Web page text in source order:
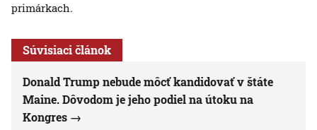
primárkach.
Súvisiaci článok
Donald Trump nebude môcť kandidovať v štáte
Maine. Dôvodom je jeho podiel na útoku na
Kongres